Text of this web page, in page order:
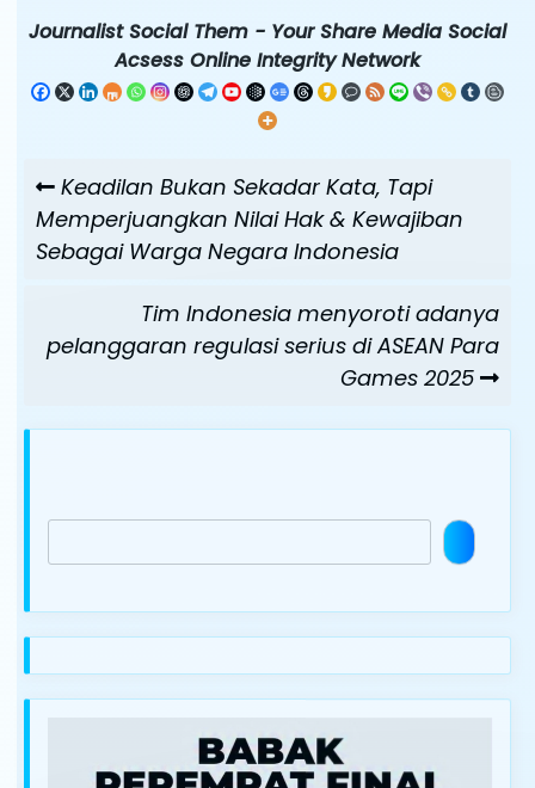
Journalist Social Them - Your Share Media Social
Acsess Online Integrity Network
posPrevious
Post
Keadilan Bukan Sekadar Kata, Tapi
Memperjuangkan Nilai Hak & Kewajiban
Sebagai Warga Negara Indonesia
Post
Tim Indonesia menyoroti adanya
pelanggaran regulasi serius di ASEAN Para
Games 2025